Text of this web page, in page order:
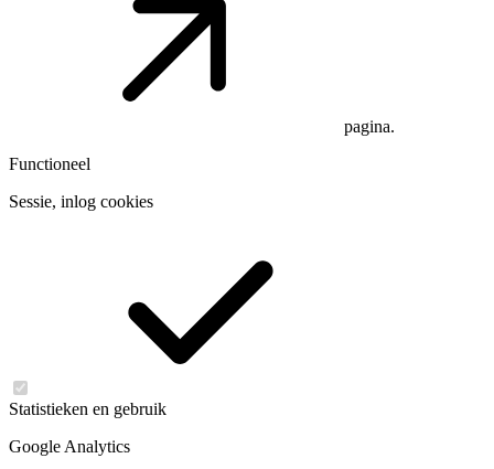
pagina.
Functioneel
Sessie, inlog cookies
Statistieken en gebruik
Google Analytics